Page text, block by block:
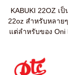
KABUKI 22OZ เ
22oz สำหรับหลาย
แต่ลำหรับของ